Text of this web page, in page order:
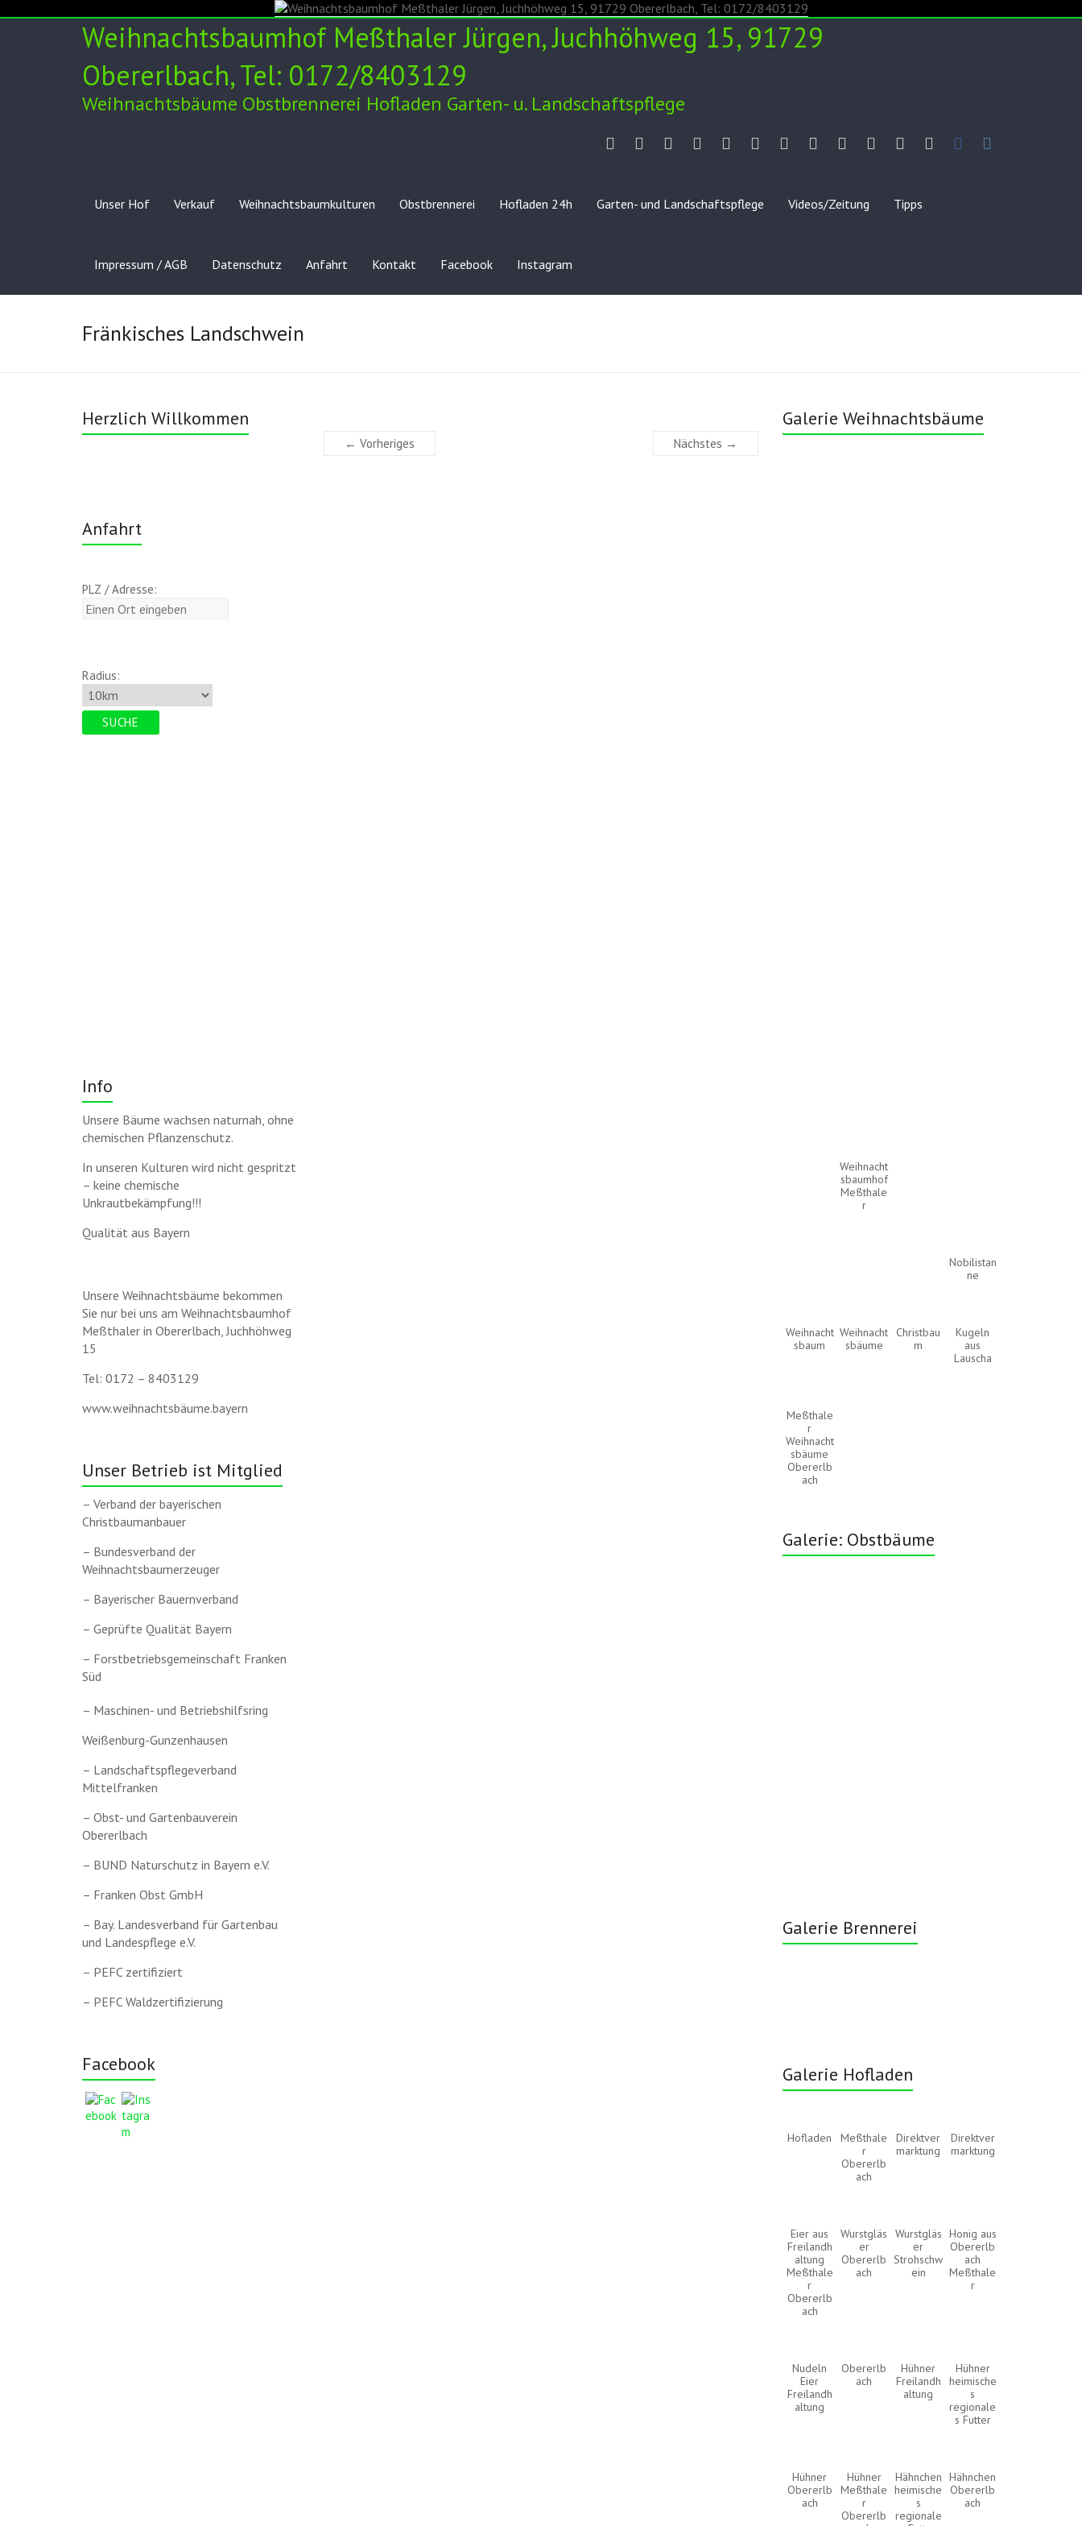
to
Weihnachtsbaumhof Meßthaler Jürgen, Juchhöhweg 15, 91729
Obererlbach, Tel: 0172/8403129
Weihnachtsbäume Obstbrennerei Hofladen Garten- u. Landschaftspflege
Hof
24h
und
LandschaftspflegeAGB
Unser Hof Verkauf Weihnachtsbaumkulturen Obstbrennerei Hofladen 24h Garten- und Landschaftspflege Videos/Zeitung Tipps
Impressum / AGB Datenschutz Anfahrt Kontakt Facebook Instagram
Fränkisches Landschwein
← Vorheriges Nächstes →
Herzlich Willkommen
Anfahrt
PLZ / Adresse:
Radius:
Info
Unsere Bäume wachsen naturnah, ohne
chemischen Pflanzenschutz.
In unseren Kulturen wird nicht gespritzt
– keine chemische
Unkrautbekämpfung!!!
Qualität aus Bayern
Unsere Weihnachtsbäume bekommen
Sie nur bei uns am Weihnachtsbaumhof
Meßthaler in Obererlbach, Juchhöhweg
15
Tel: 0172 – 8403129
www.weihnachtsbäume.bayern
Unser Betrieb ist Mitglied
– Verband der bayerischen
Christbaumanbauer
– Bundesverband der
Weihnachtsbaumerzeuger
– Bayerischer Bauernverband
– Geprüfte Qualität Bayern
– Forstbetriebsgemeinschaft Franken
Süd
– Maschinen- und Betriebshilfsring
Weißenburg-Gunzenhausen
– Landschaftspflegeverband
Mittelfranken
– Obst- und Gartenbauverein
Obererlbach
– BUND Naturschutz in Bayern e.V.
– Franken Obst GmbH
– Bay. Landesverband für Gartenbau
und Landespflege e.V.
– PEFC zertifiziert
– PEFC Waldzertifizierung
Facebook
Galerie Weihnachtsbäume
Weihnacht
sbaumhof
Meßthale
r
Nobilistan
ne
Weihnacht
sbaum
Weihnacht
sbäume
Christbau
m
Kugeln
aus
Lauscha
Meßthale
r
Weihnacht
sbäume
Obererlb
ach
Galerie: Obstbäume
Galerie Brennerei
Galerie Hofladen
Hofladen
Meßthale
r
Obererlb
ach
Direktver
marktung
Direktver
marktung
Eier aus
Freilandh
altung
Meßthale
r
Obererlb
ach
Wurstgläs
er
Obererlb
ach
Wurstgläs
er
Strohschw
ein
Honig aus
Obererlb
ach
Meßthale
r
Nudeln
Eier
Freilandh
altung
Obererlb
ach
Hühner
Freilandh
altung
Hühner
heimische
s
regionale
s Futter
Hühner
Obererlb
ach
Hühner
Meßthale
r
Obererlb
Hähnchen
heimische
s
regionale
Hähnchen
Obererlb
ach